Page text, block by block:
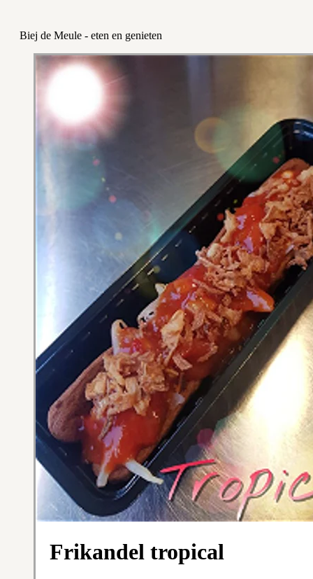
Biej de Meule - eten en genieten
Frikandel tropical